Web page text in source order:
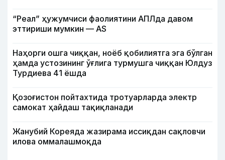
“Реал” ҳужумчиси фаолиятини АПЛда давом
эттириши мумкин — АS
Наҳорги ошга чиққан, ноёб қобилиятга эга бўлган
ҳамда устозининг ўғлига турмушга чиққан Юлдуз
Турдиева 41 ёшда
Қозоғистон пойтахтида тротуарларда электр
самокат ҳайдаш тақиқланади
Жанубий Кореяда жазирама иссиқдан сақловчи
илова оммалашмоқда